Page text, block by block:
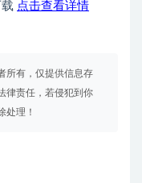
点击查看详情
所有，仅提供信息存
律责任，若侵犯到你
处理！